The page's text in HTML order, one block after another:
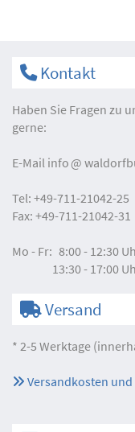
Kontakt
Haben Sie Fragen zu
gerne:
E-Mail info
Tel: +49-711-21042-25
Fax: +49-711-21042-31
Mo - Fr: 8:00 - 12:30
13:30 - 17:00
Versand
* 2-5 Werktage
Versandkosten